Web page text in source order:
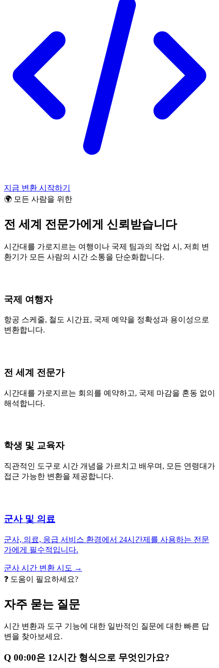
지금 변환 시작하기
🌍 모든 사람을 위한
전 세계 전문가에게 신뢰받습니다
시간대를 가로지르는 여행이나 국제 팀과의 작업 시, 저희 변
환기가 모든 사람의 시간 소통을 단순화합니다.
국제 여행자
항공 스케줄, 철도 시간표, 국제 예약을 정확성과 용이성으로
변환합니다.
전 세계 전문가
시간대를 가로지르는 회의를 예약하고, 국제 마감을 혼동 없이
해석합니다.
학생 및 교육자
직관적인 도구로 시간 개념을 가르치고 배우며, 모든 연령대가
접근 가능한 변환을 제공합니다.
군사 및 의료
군사, 의료, 응급 서비스 환경에서 24시간제를 사용하는 전문
가에게 필수적입니다.
군사 시간 변환 시도 →
❓ 도움이 필요하세요?
자주 묻는 질문
시간 변환과 도구 기능에 대한 일반적인 질문에 대한 빠른 답
변을 찾아보세요.
Q 00:00은 12시간 형식으로 무엇인가요?